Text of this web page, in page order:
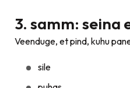
3. samm:
Veenduge, et pind, kuhu
sile